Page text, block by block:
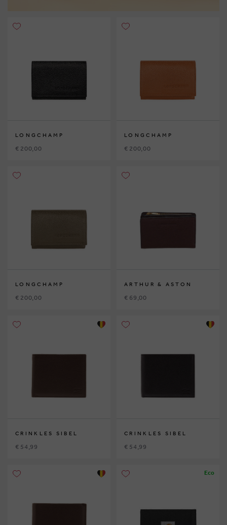
LONGCHAMP
€ 200,00
LONGCHAMP
€ 200,00
LONGCHAMP
€ 200,00
ARTHUR & ASTON
€ 69,00
CRINKLES SIBEL
€ 54,99
CRINKLES SIBEL
€ 54,99
Eco